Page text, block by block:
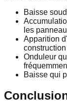
Baisse
les
Apparition
Onduleur
Baisse qui